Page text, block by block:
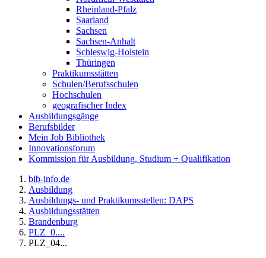
Rheinland-Pfalz
Saarland
Sachsen
Sachsen-Anhalt
Schleswig-Holstein
Thüringen
Praktikumsstätten
Schulen/Berufsschulen
Hochschulen
geografischer Index
Ausbildungsgänge
Berufsbilder
Mein Job Bibliothek
Innovationsforum
Kommission für Ausbildung, Studium + Qualifikation
bib-info.de
Ausbildung
Ausbildungs- und Praktikumsstellen: DAPS
Ausbildungsstätten
Brandenburg
PLZ_0....
PLZ_04...